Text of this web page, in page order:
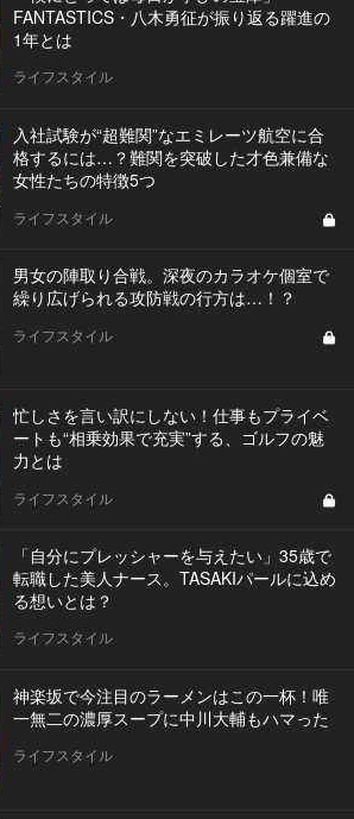
FANTASTICS・八木勇征が振り返る躍進の
1年とは
ライフスタイル
入社試験が“超難関”なエミレーツ航空に合
格するには…？難関を突破した才色兼備な
女性たちの特徴5つ
ライフスタイル
男女の陣取り合戦。深夜のカラオケ個室で
繰り広げられる攻防戦の行方は…！？
ライフスタイル
忙しさを言い訳にしない！仕事もプライベ
ートも“相乗効果で充実”する、ゴルフの魅
力とは
ライフスタイル
「自分にプレッシャーを与えたい」35歳で
転職した美人ナース。TASAKIパールに込め
る想いとは？
ライフスタイル
神楽坂で今注目のラーメンはこの一杯！唯
一無二の濃厚スープに中川大輔もハマった
ライフスタイル